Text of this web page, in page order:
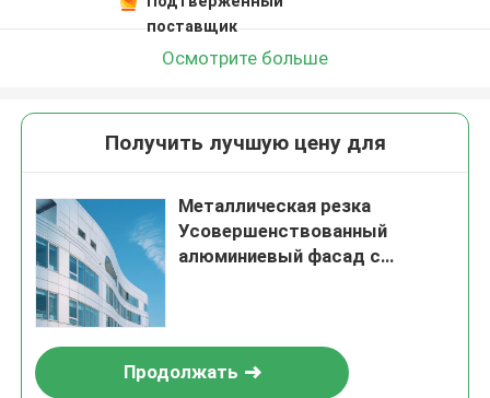
поставщик
Осмотрите больше
Получить лучшую цену для
Металлическая резка
Усовершенствованный
алюминиевый фасад с
Продолжать